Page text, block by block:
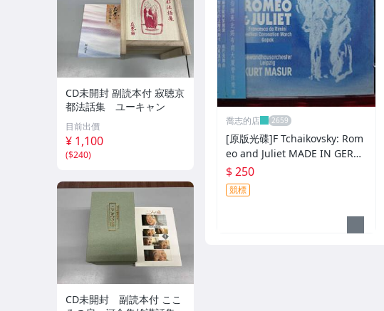
喬志的店
[原版光碟]F Tchaikovsky: Rom
eo and Juliet MADE IN GERM
ANY
$ 250
競標
CD未開封 副読本付 寂聴京
都法話集 ユーキャン
目前出價
¥ 1,100
($240)
CD未開封 副読本付 ここ